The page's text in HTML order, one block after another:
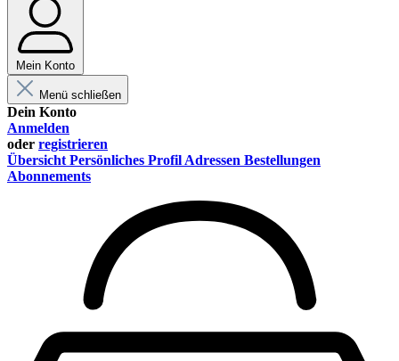
Mein Konto
Menü schließen
Dein Konto
Anmelden
oder registrieren
Übersicht Persönliches Profil Adressen Bestellungen
Abonnements